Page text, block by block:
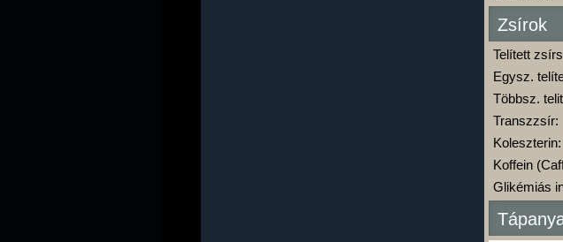
Zsírok
Telített
Egysz.
Többsz.
Transzzsír:
Koleszterin:
Koffein
Glikémiás